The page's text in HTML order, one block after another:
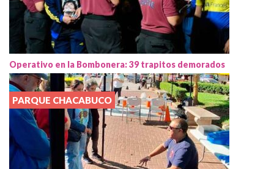
Operativo en la Bombonera: 39 trapitos demorados
PARQUE CHACABUCO